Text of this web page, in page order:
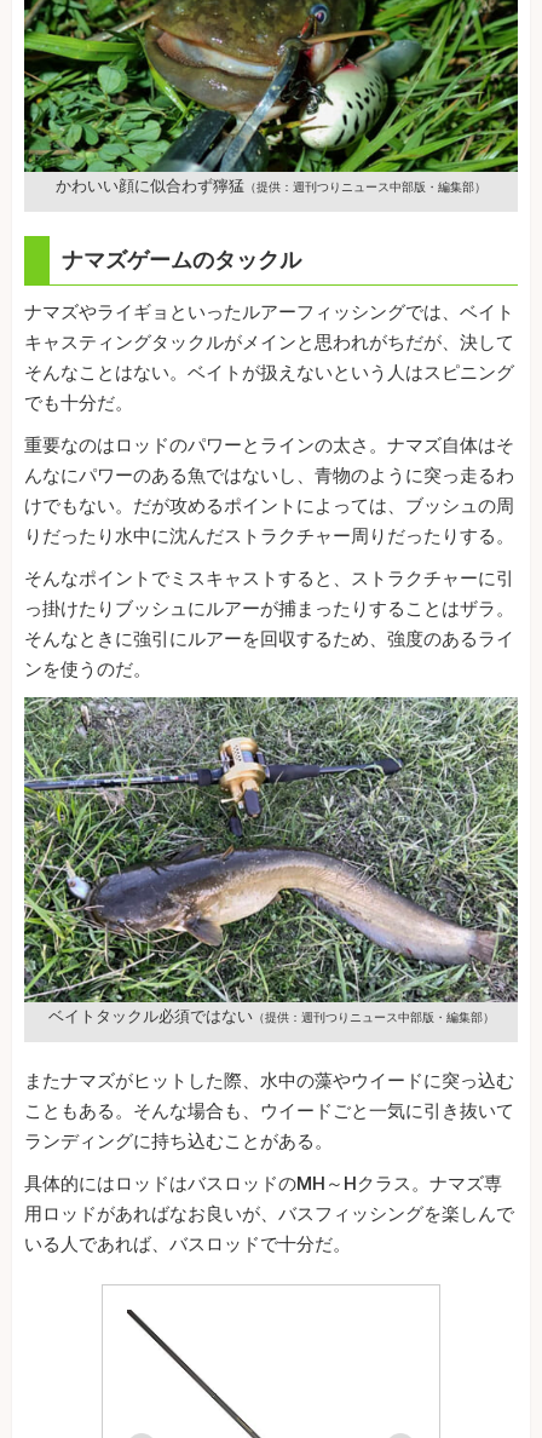
かわいい顔に似合わず獰猛 （提供：週刊つりニュース中部版・編集部）
ナマズゲームのタックル
ナマズやライギョといったルアーフィッシングでは、ベイト
キャスティングタックルがメインと思われがちだが、決して
そんなことはない。ベイトが扱えないという人はスピニング
でも十分だ。
重要なのはロッドのパワーとラインの太さ。ナマズ自体はそ
んなにパワーのある魚ではないし、青物のように突っ走るわ
けでもない。だが攻めるポイントによっては、ブッシュの周
りだったり水中に沈んだストラクチャー周りだったりする。
そんなポイントでミスキャストすると、ストラクチャーに引
っ掛けたりブッシュにルアーが捕まったりすることはザラ。
そんなときに強引にルアーを回収するため、強度のあるライ
ンを使うのだ。
ベイトタックル必須ではない（提供：週刊つりニュース中部版・編集部）
またナマズがヒットした際、水中の藻やウイードに突っ込む
こともある。そんな場合も、ウイードごと一気に引き抜いて
ランディングに持ち込むことがある。
具体的にはロッドはバスロッドのMH～Hクラス。ナマズ専
用ロッドがあればなお良いが、バスフィッシングを楽しんで
いる人であれば、バスロッドで十分だ。